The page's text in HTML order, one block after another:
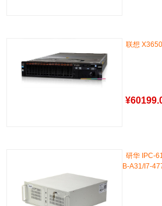
联想
¥
研华 IPC-
B-A31/I7-